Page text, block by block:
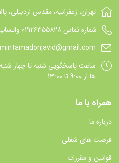
تهران، زعفرانیه، مقدس اردبیلی،
شماره تماس 021۲۶۳۵۵۸۲۸ واتساپ 09339813193
ها از 9:00 تا 13:00
همراه با ما
درباره ما
فرصت های شغلی
قوانین و مقررات